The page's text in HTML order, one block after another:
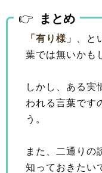
まとめ
「有り様」
、
葉では無いかも
しかし、ある実
われる言葉です
う。
また、二通りの
知っておきたい